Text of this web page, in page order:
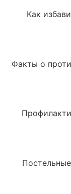
Как
Факты о